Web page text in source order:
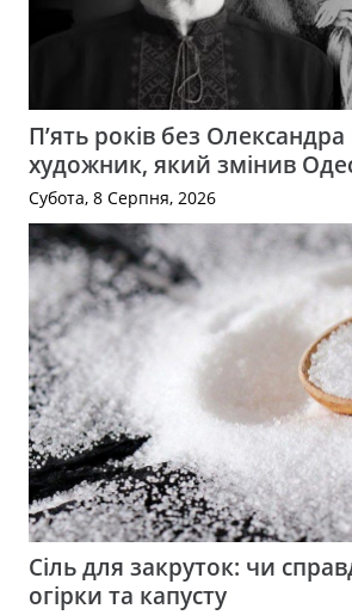
П’ять років без
художник, який змінив
Субота, 8 Серпня, 2026
Сіль для закруток: чи
огірки та капусту